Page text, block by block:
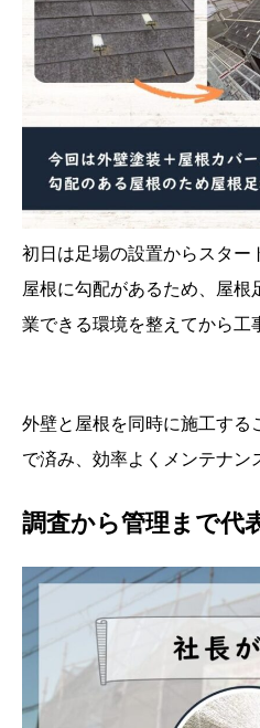
初日は足場の設置からスター
屋根に勾配があるため、屋
業できる環境を整えてから工
外壁と屋根を同時に施工する
で済み、効率よくメンテナン
調査から管理まで代